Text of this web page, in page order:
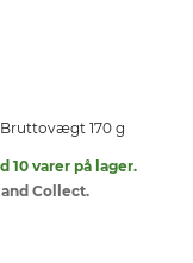
Bruttovægt 170 g
10 varer på lager.
Collect.